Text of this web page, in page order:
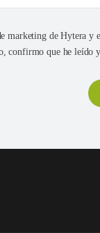
marketing de Hytera y
confirmo que he leído